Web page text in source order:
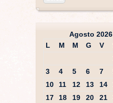
Agosto 2026
L
M M G V
3
4 5 6 7
10
11 12 13 14
17
18 19 20 21